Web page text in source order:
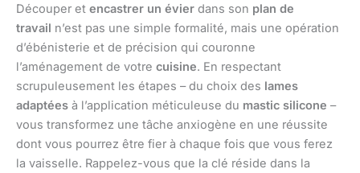
Découper et encastrer un évier dans son plan de
travail n’est pas une simple formalité, mais une opération
d’ébénisterie et de précision qui couronne
l’aménagement de votre cuisine. En respectant
scrupuleusement les étapes – du choix des lames
adaptées à l’application méticuleuse du mastic silicone –
vous transformez une tâche anxiogène en une réussite
dont vous pourrez être fier à chaque fois que vous ferez
la vaisselle. Rappelez-vous que la clé réside dans la